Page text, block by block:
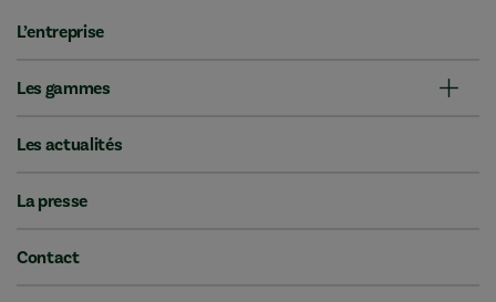
L’entreprise
Les gammes
Les actualités
La presse
Contact